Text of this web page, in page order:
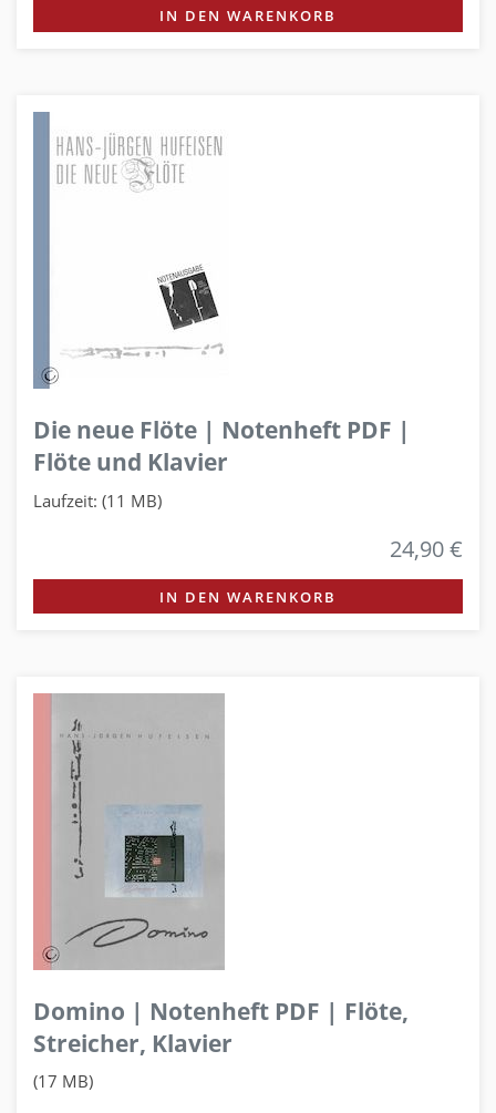
IN DEN WARENKORB
Die neue Flöte | Notenheft PDF |
Flöte und Klavier
Laufzeit: (11 MB)
24,90 €
IN DEN WARENKORB
Domino | Notenheft PDF | Flöte,
Streicher, Klavier
(17 MB)